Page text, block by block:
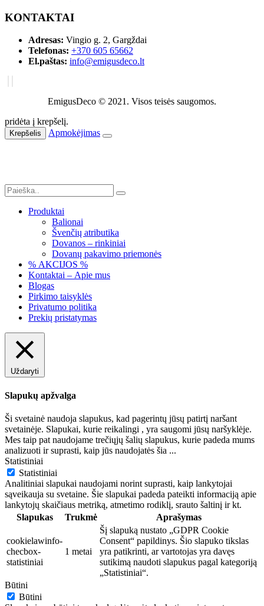
KONTAKTAI
Adresas: Vingio g. 2, Gargždai
Telefonas: +370 605 65662
El.paštas: info@emigusdeco.lt
EmigusDeco © 2021. Visos teisės saugomos.
pridėta į krepšelį.
Krepšelis Apmokėjimas
Produktai
Balionai
Švenčių atributika
Dovanos – rinkiniai
Dovanų pakavimo priemonės
% AKCIJOS %
Kontaktai – Apie mus
Blogas
Pirkimo taisyklės
Privatumo politika
Prekių pristatymas
Uždaryti
Slapukų apžvalga
Ši svetainė naudoja slapukus, kad pagerintų jūsų patirtį naršant
svetainėje. Slapukai, kurie reikalingi , yra saugomi jūsų naršyklėje.
Mes taip pat naudojame trečiųjų šalių slapukus, kurie padeda mums
analizuoti ir suprasti, kaip jūs naudojatės šia ...
Statistiniai
Statistiniai
Analitiniai slapukai naudojami norint suprasti, kaip lankytojai
sąveikauja su svetaine. Šie slapukai padeda pateikti informaciją apie
lankytojų skaičiaus metriką, atmetimo rodiklį, srauto šaltinį ir kt.
Slapukas
Trukmė Aprašymas
cookielawinfo-
checbox-
statistiniai
1 metai
Šį slapuką nustato „GDPR Cookie
Consent“ papildinys. Šio slapuko tikslas
yra patikrinti, ar vartotojas yra davęs
sutikimą naudoti slapukus pagal kategoriją
„Statistiniai“.
Būtini
Būtini